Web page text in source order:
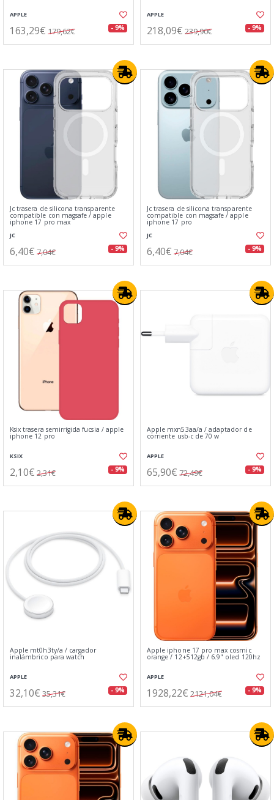
APPLE
163,29€ 179,62€ - 9%
APPLE
218,09€ 239,90€ - 9%
Jc trasera de silicona transparente
compatible con magsafe / apple
iphone 17 pro max
JC
6,40€ 7,04€ - 9%
Jc trasera de silicona transparente
compatible con magsafe / apple
iphone 17 pro
JC
6,40€ 7,04€ - 9%
Ksix trasera semirrígida fucsia / apple
iphone 12 pro
KSIX
2,10€ 2,31€ - 9%
Apple mxn53aa/a / adaptador de
corriente usb‑c de 70 w
APPLE
65,90€ 72,49€ - 9%
Apple mt0h3ty/a / cargador
inalámbrico para watch
APPLE
32,10€ 35,31€ - 9%
Apple iphone 17 pro max cosmic
orange / 12+512gb / 6.9" oled 120hz
APPLE
1928,22€ 2121,04€ - 9%